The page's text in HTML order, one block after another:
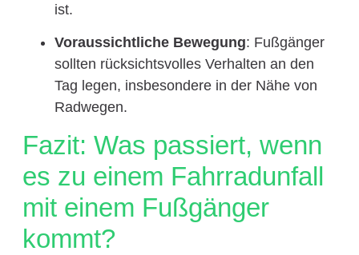
ist.
Voraussichtliche Bewegung: Fußgänger
sollten rücksichtsvolles Verhalten an den
Tag legen, insbesondere in der Nähe von
Radwegen.
Fazit: Was passiert, wenn
es zu einem Fahrradunfall
mit einem Fußgänger
kommt?